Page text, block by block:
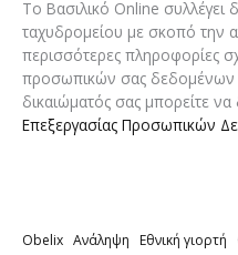
m
a
i
l
Το Βασιλικό Online συλλέγει
ταχυδρομείου με σκοπό την
περισσότερες πληροφορίες
προσωπικών σας δεδομένων
δικαιώματός σας μπορείτε να
Επεξεργασίας Προσωπικών
Obelix Ανάληψη Εθνική γιορτή